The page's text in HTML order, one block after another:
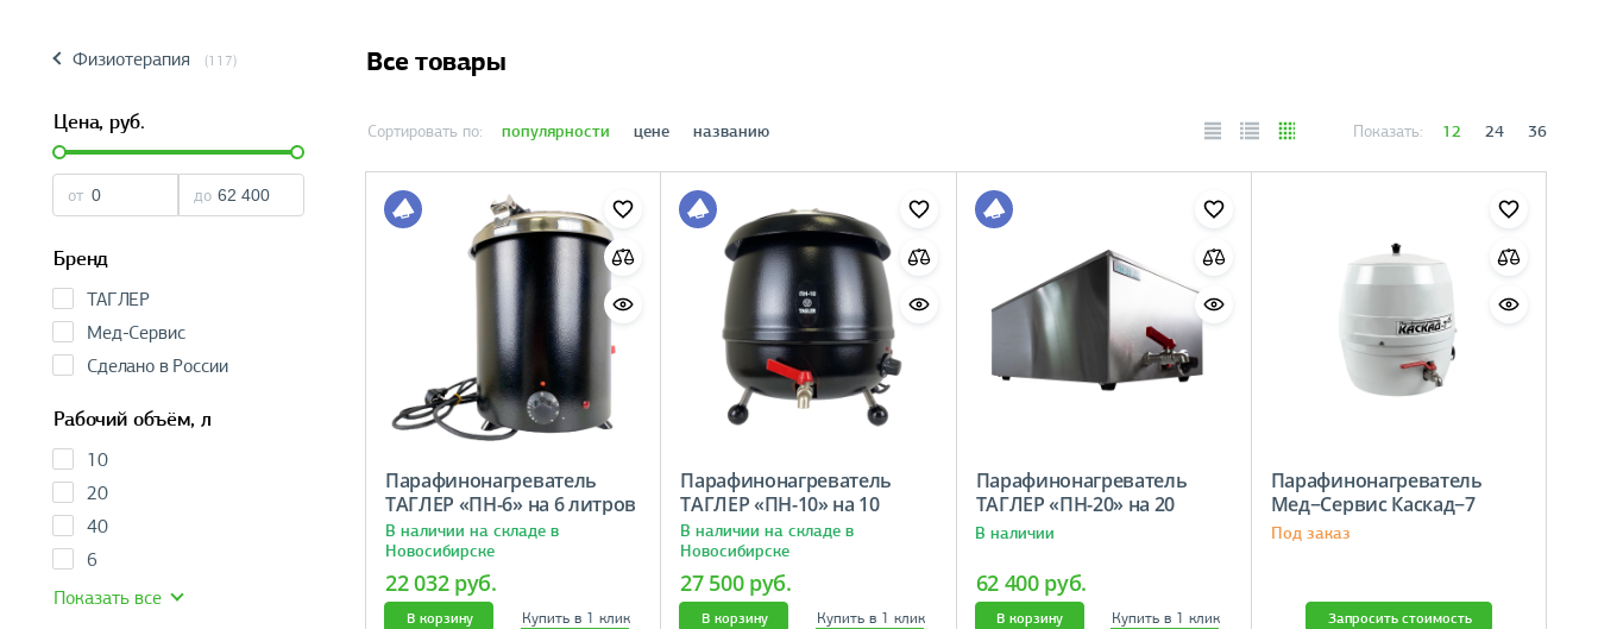
Физиотерапия (117)
Цена, руб.
от до
Бренд
ТАГЛЕР
Мед-Сервис
Сделано в России
Рабочий объём, л
10
20
40
6
Показать все
Все товары
Сортировать по: популярности цене названию Показать: 12 24 36
Парафинонагреватель
ТАГЛЕР «ПН-6» на 6 литров
В наличии на складе в
Новосибирске
22 032 руб.
В корзину Купить в 1 клик
Парафинонагреватель
ТАГЛЕР «ПН-10» на 10
литров
В наличии на складе в
Новосибирске
27 500 руб.
В корзину Купить в 1 клик
Парафинонагреватель
ТАГЛЕР «ПН-20» на 20
литров
В наличии
62 400 руб.
В корзину Купить в 1 клик
Парафинонагреватель
Мед−Сервис Каскад−7
Под заказ
Запросить стоимость